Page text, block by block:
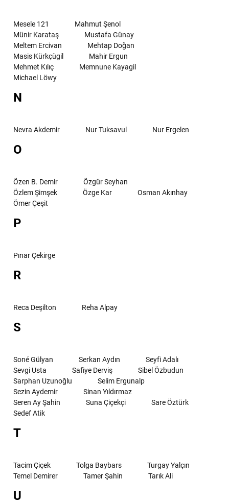
Mesele 121
Mahmut Şenol
Münir Karataş
Mustafa Günay
Meltem Ercivan
Mehtap Doğan
Masis Kürkçügil
Mahir Ergun
Mehmet Kılıç
Memnune Kayagil
Michael Löwy
N
Nevra Akdemir Nur Tuksavul Nur Ergelen
O
Özen B. Demir
Özgür Seyhan
Özlem Şimşek
Özge Kar
Osman Akınhay
Ömer Çeşit
P
Pınar Çekirge
R
Reca Deşilton Reha Alpay
S
Soné Gülyan Serkan Aydın
Seyfi Adalı
Sevgi Usta
Safiye Derviş
Sibel Özbudun
Sarphan Uzunoğlu
Selim Ergunalp
Sezin Aydemir
Sinan Yıldırmaz
Seren Ay Şahin
Suna Çiçekçi
Sare Öztürk
Sedef Atik
T
Tacim Çiçek Tolga Baybars
Turgay Yalçın
Temel Demirer
Tamer Şahin Tarık Ali
U